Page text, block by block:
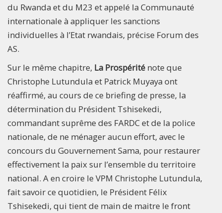
du Rwanda et du M23 et appelé la Communauté
internationale à appliquer les sanctions
individuelles à l’Etat rwandais, précise Forum des
AS.
Sur le même chapitre, La Prospérité note que
Christophe Lutundula et Patrick Muyaya ont
réaffirmé, au cours de ce briefing de presse, la
détermination du Président Tshisekedi,
commandant suprême des FARDC et de la police
nationale, de ne ménager aucun effort, avec le
concours du Gouvernement Sama, pour restaurer
effectivement la paix sur l’ensemble du territoire
national. A en croire le VPM Christophe Lutundula,
fait savoir ce quotidien, le Président Félix
Tshisekedi, qui tient de main de maitre le front